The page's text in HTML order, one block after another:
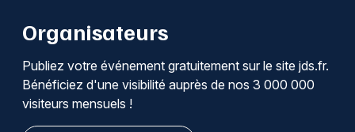
Organisateurs
Publiez votre événement gratuitement sur le site jds.fr.
Bénéficiez d'une visibilité auprès de nos 3 000 000
visiteurs mensuels !